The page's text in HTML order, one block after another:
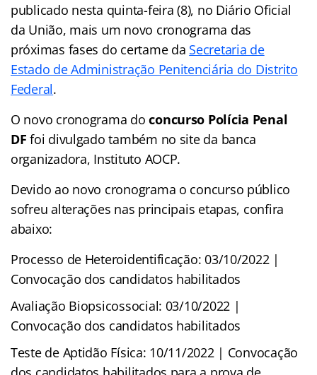
publicado nesta quinta-feira (8), no Diário Oficial
da União, mais um novo cronograma das
próximas fases do certame da Secretaria de
Estado de Administração Penitenciária do Distrito
Federal.
O novo cronograma doconcurso Polícia Penal
DF foi divulgado também no site da banca
organizadora, Instituto AOCP.
Devido ao novo cronograma o concurso público
sofreu alterações nas principais etapas, confira
abaixo:
Processo de Heteroidentificação: 03/10/2022 |
Convocação dos candidatos habilitados
Avaliação Biopsicossocial: 03/10/2022 |
Convocação dos candidatos habilitados
Teste de Aptidão Física: 10/11/2022 | Convocação